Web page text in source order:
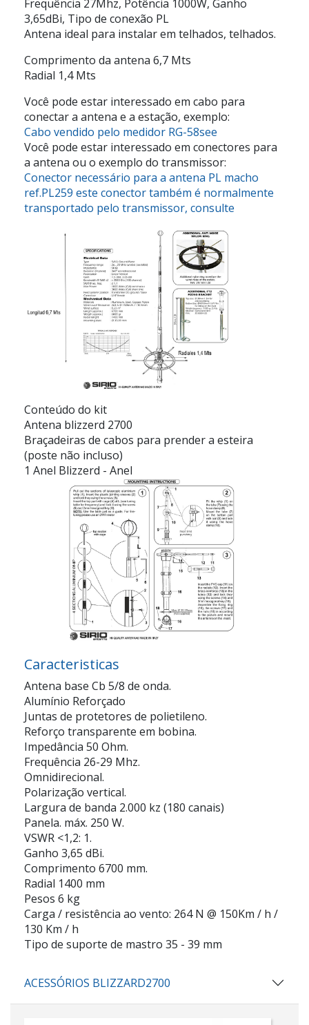
Frequência 27Mhz, Potência 1000W, Ganho
3,65dBi, Tipo de conexão PL
Antena ideal para instalar em telhados, telhados.
Comprimento da antena 6,7 Mts
Radial 1,4 Mts
Você pode estar interessado em cabo para
conectar a antena e a estação, exemplo:
Cabo vendido pelo medidor RG-58see
Você pode estar interessado em conectores para
a antena ou o exemplo do transmissor:
Conector necessário para a antena PL macho
ref.PL259 este conector também é normalmente
transportado pelo transmissor, consulte
Conteúdo do kit
Antena blizzerd 2700
Braçadeiras de cabos para prender a esteira
(poste não incluso)
1 Anel Blizzerd - Anel
Caracteristicas
Antena base Cb 5/8 de onda.
Alumínio Reforçado
Juntas de protetores de polietileno.
Reforço transparente em bobina.
Impedância 50 Ohm.
Frequência 26-29 Mhz.
Omnidirecional.
Polarização vertical.
Largura de banda 2.000 kz (180 canais)
Panela. máx. 250 W.
VSWR <1,2: 1.
Ganho 3,65 dBi.
Comprimento 6700 mm.
Radial 1400 mm
Pesos 6 kg
Carga / resistência ao vento: 264 N @ 150Km / h /
130 Km / h
Tipo de suporte de mastro 35 - 39 mm
ACESSÓRIOS BLIZZARD2700